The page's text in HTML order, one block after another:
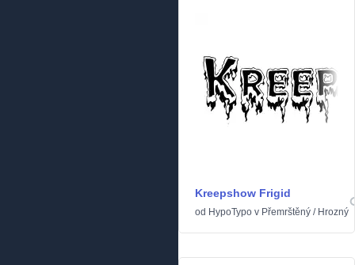
Kreepshow Frigid
od HypoTypo v Přemrštěný / Hrozný